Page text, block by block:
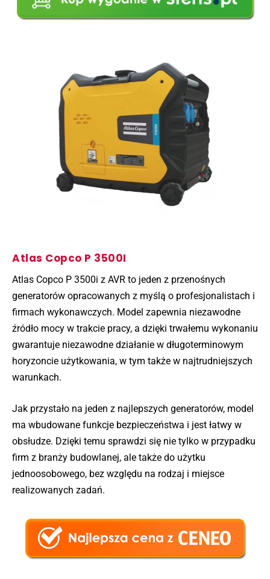
Atlas Copco P 3500I
Atlas Copco P 3500i z AVR to jeden z przenośnych
generatorów opracowanych z myślą o profesjonalistach i
firmach wykonawczych. Model zapewnia niezawodne
źródło mocy w trakcie pracy, a dzięki trwałemu wykonaniu
gwarantuje niezawodne działanie w długoterminowym
horyzoncie użytkowania, w tym także w najtrudniejszych
warunkach.
Jak przystało na jeden z najlepszych generatorów, model
ma wbudowane funkcje bezpieczeństwa i jest łatwy w
obsłudze. Dzięki temu sprawdzi się nie tylko w przypadku
firm z branży budowlanej, ale także do użytku
jednoosobowego, bez względu na rodzaj i miejsce
realizowanych zadań.